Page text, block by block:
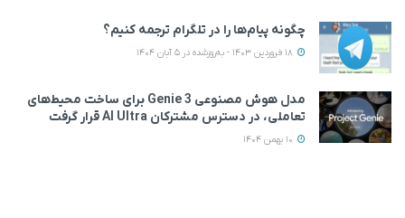
چگونه پیام‌ها را در تلگرام ترجمه کنیم؟
مدل هوش مصنوعی Genie 3 برای ساخت محیط‌های
تعاملی، در دسترس مشترکان AI Ultra قرار گرفت